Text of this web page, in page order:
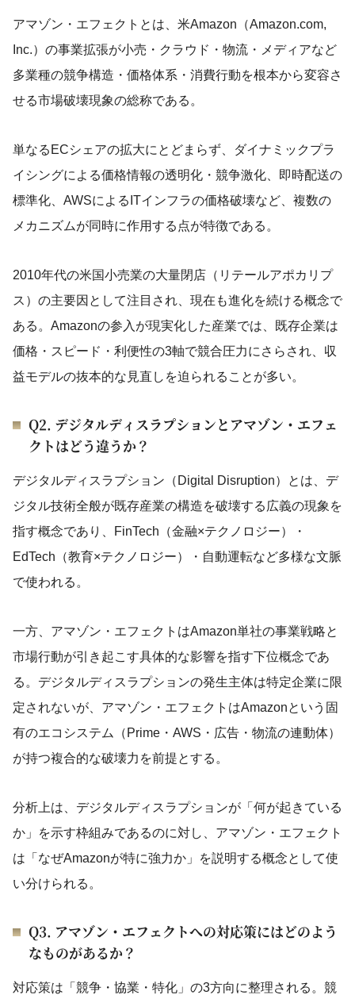
アマゾン・エフェクトとは、米Amazon（Amazon.com,
Inc.）の事業拡張が小売・クラウド・物流・メディアなど
多業種の競争構造・価格体系・消費行動を根本から変容さ
せる市場破壊現象の総称である。
単なるECシェアの拡大にとどまらず、ダイナミックプラ
イシングによる価格情報の透明化・競争激化、即時配送の
標準化、AWSによるITインフラの価格破壊など、複数の
メカニズムが同時に作用する点が特徴である。
2010年代の米国小売業の大量閉店（リテールアポカリプ
ス）の主要因として注目され、現在も進化を続ける概念で
ある。Amazonの参入が現実化した産業では、既存企業は
価格・スピード・利便性の3軸で競合圧力にさらされ、収
益モデルの抜本的な見直しを迫られることが多い。
Q2. デジタルディスラプションとアマゾン・エフェ
クトはどう違うか？
デジタルディスラプション（Digital Disruption）とは、デ
ジタル技術全般が既存産業の構造を破壊する広義の現象を
指す概念であり、FinTech（金融×テクノロジー）・
EdTech（教育×テクノロジー）・自動運転など多様な文脈
で使われる。
一方、アマゾン・エフェクトはAmazon単社の事業戦略と
市場行動が引き起こす具体的な影響を指す下位概念であ
る。デジタルディスラプションの発生主体は特定企業に限
定されないが、アマゾン・エフェクトはAmazonという固
有のエコシステム（Prime・AWS・広告・物流の連動体）
が持つ複合的な破壊力を前提とする。
分析上は、デジタルディスラプションが「何が起きている
か」を示す枠組みであるのに対し、アマゾン・エフェクト
は「なぜAmazonが特に強力か」を説明する概念として使
い分けられる。
Q3. アマゾン・エフェクトへの対応策にはどのよう
なものがあるか？
対応策は「競争・協業・特化」の3方向に整理される。競